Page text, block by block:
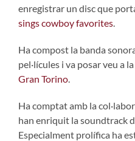
enregistrar un disc que
sings cowboy favorites
Ha compost la banda
pel·lícules i va posar veu a
Gran Torino
Ha comptat amb la
han enriquit la soundtrack
Especialment prolífica ha